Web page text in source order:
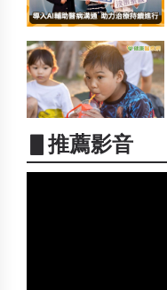
▋推薦影音